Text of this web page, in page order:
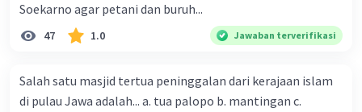
Soekarno agar petani dan buruh...
47 1.0 Jawaban terverifikasi
Salah satu masjid tertua peninggalan dari kerajaan islam
di pulau Jawa adalah... a. tua palopo b. mantingan c.